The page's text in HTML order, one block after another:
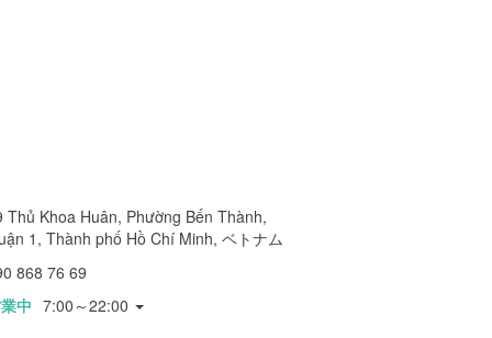
Thủ Khoa Huân, Phường Bến Thành,
1, Thành phố Hồ Chí Minh, ベトナム
868 76 69
中 7:00～22:00